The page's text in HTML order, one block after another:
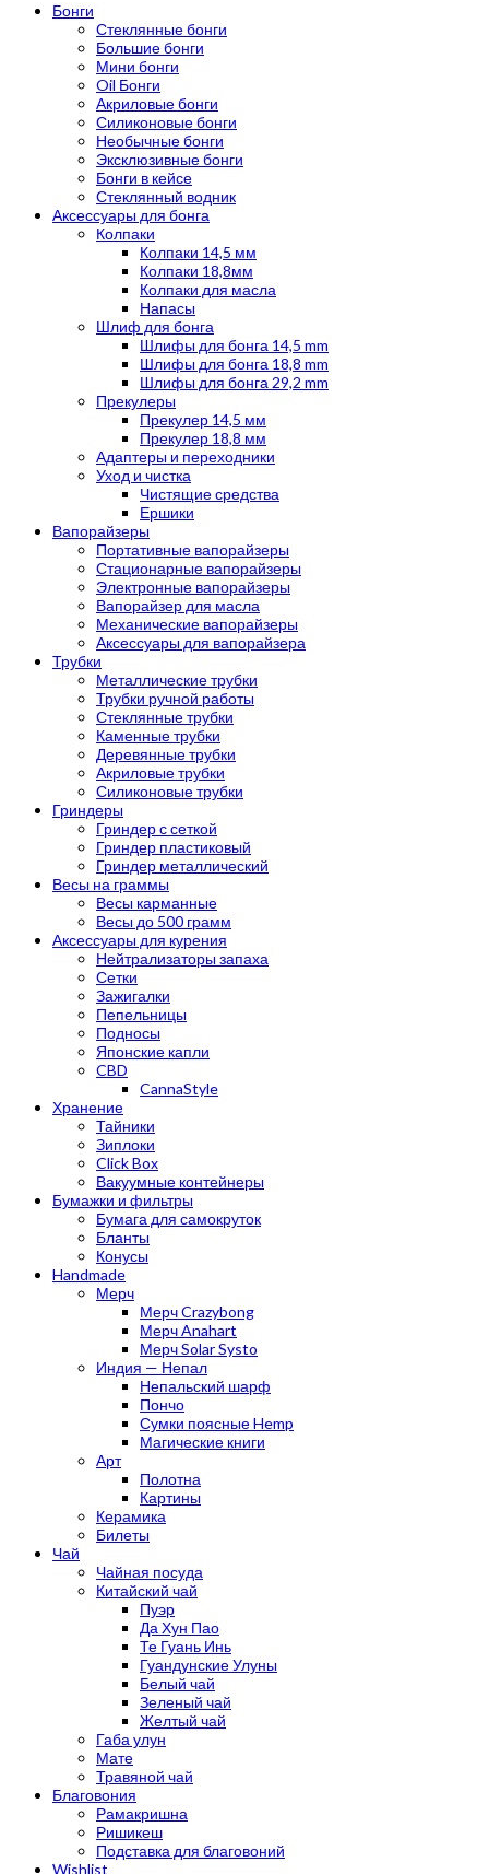
Бонги
Стеклянные бонги
Большие бонги
Мини бонги
Oil Бонги
Акриловые бонги
Силиконовые бонги
Необычные бонги
Эксклюзивные бонги
Бонги в кейсе
Стеклянный водник
Аксессуары для бонга
Колпаки
Колпаки 14,5 мм
Колпаки 18,8мм
Колпаки для масла
Напасы
Шлиф для бонга
Шлифы для бонга 14,5 mm
Шлифы для бонга 18,8 mm
Шлифы для бонга 29,2 mm
Прекулеры
Прекулер 14,5 мм
Прекулер 18,8 мм
Адаптеры и переходники
Уход и чистка
Чистящие средства
Ершики
Вапорайзеры
Портативные вапорайзеры
Стационарные вапорайзеры
Электронные вапорайзеры
Вапорайзер для масла
Механические вапорайзеры
Аксессуары для вапорайзера
Трубки
Металлические трубки
Трубки ручной работы
Стеклянные трубки
Каменные трубки
Деревянные трубки
Акриловые трубки
Силиконовые трубки
Гриндеры
Гриндер с сеткой
Гриндер пластиковый
Гриндер металлический
Весы на граммы
Весы карманные
Весы до 500 грамм
Аксессуары для курения
Нейтрализаторы запаха
Сетки
Зажигалки
Пепельницы
Подносы
Японские капли
CBD
CannaStyle
Хранение
Тайники
Зиплоки
Click Box
Вакуумные контейнеры
Бумажки и фильтры
Бумага для самокруток
Бланты
Конусы
Handmade
Мерч
Мерч Crazybong
Мерч Anahart
Мерч Solar Systo
Индия — Непал
Непальский шарф
Пончо
Сумки поясные Hemp
Магические книги
Арт
Полотна
Картины
Керамика
Билеты
Чай
Чайная посуда
Китайский чай
Пуэр
Да Хун Пао
Те Гуань Инь
Гуандунские Улуны
Белый чай
Зеленый чай
Желтый чай
Габа улун
Мате
Травяной чай
Благовония
Рамакришна
Ришикеш
Подставка для благовоний
Wishlist